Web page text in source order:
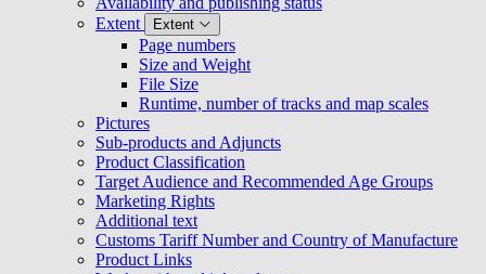
Extent
Extent
Page numbers
Size and Weight
File Size
Runtime, number of tracks and map scales
Pictures
Sub-products and Adjuncts
Product Classification
Target Audience and Recommended Age Groups
Marketing Rights
Additional text
Customs Tariff Number and Country of Manufacture
Product Links